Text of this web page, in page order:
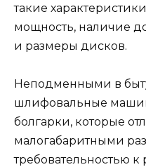
такие
мощность, наличие
и размеры дисков.
Неподменными в
шлифовальные
болгарки, которые
малогабаритными
требовательностью